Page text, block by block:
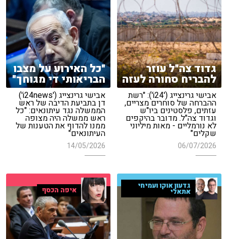
גדוד צה"ל עוזר
להבריח סחורה לעזה
אבישי גרינצייג ('i24'): "רשת
ההברחה של סוחרים מצריים,
עזתים, פלסטינים ביו"ש
וגדוד צה"ל. מדובר בהיקפים
לא נורמליים - מאות מיליוני
שקלים"
06/07/2026
"כל האירוע על מצבו
הבריאותי די מגוחך"
אבישי גרינצייג ('i24news')
דן בתביעת הדיבה של ראש
הממשלה נגד עיתונאים: "כל
ראש ממשלה היה מצופה
ממנו להדוף את הטענות של
העיתונאים"
14/05/2026
גדעון אוקו ועמיחי
אתאלי איפה הכסף